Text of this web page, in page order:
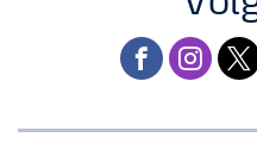
facebookinstagram